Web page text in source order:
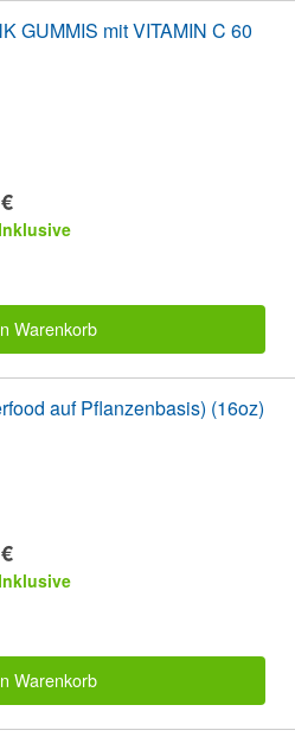
GUMMIS mit VITAMIN C 60
Warenkorb
auf Pflanzenbasis) (16oz)
Warenkorb